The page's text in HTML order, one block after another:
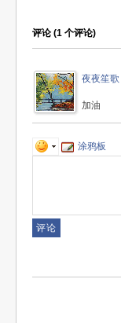
评论 (1 个评论)
夜夜笙歌
加油
涂鸦板